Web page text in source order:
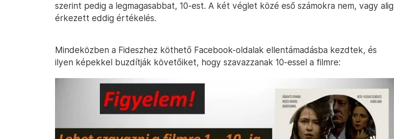
szerint pedig a legmagasabbat, 10-est. A két véglet közé eső számokra nem, vagy alig
érkezett eddig értékelés.
Mindeközben a Fideszhez köthető Facebook-oldalak ellentámadásba kezdtek, és
ilyen képekkel buzdítják követőiket, hogy szavazzanak 10-essel a filmre: